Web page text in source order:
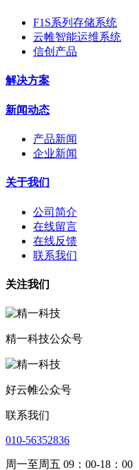
F1S系列存储系统
云帷智能运维系统
信创产品
解决方案
新闻动态
产品新闻
企业新闻
关于我们
公司简介
在线留言
在线反馈
联系我们
关注我们
精一科技公众号
好云帷公众号
联系我们
010-56352836
周一至周五 09：00-18：00